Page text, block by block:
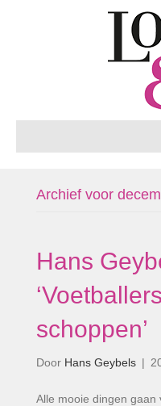
Archief voor
Hans
schoppen’
Door Hans Geybels |
Alle mooie dingen gaan